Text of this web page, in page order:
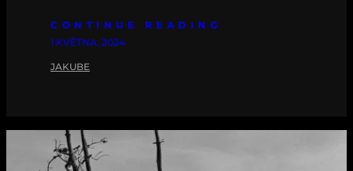
CONTINUE READING
1 KVĚTNA, 2024
JAKUBE